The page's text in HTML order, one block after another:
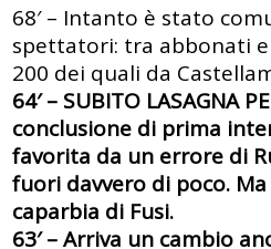
68′ – Intanto è stato
spettatori: tra abbonati
200 dei quali da
64′ – SUBITO LASAGNA
conclusione di prima
favorita da un errore di
fuori davvero di poco.
caparbia di Fusi.
63′ – Arriva un cambio